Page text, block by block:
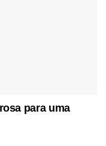
para uma